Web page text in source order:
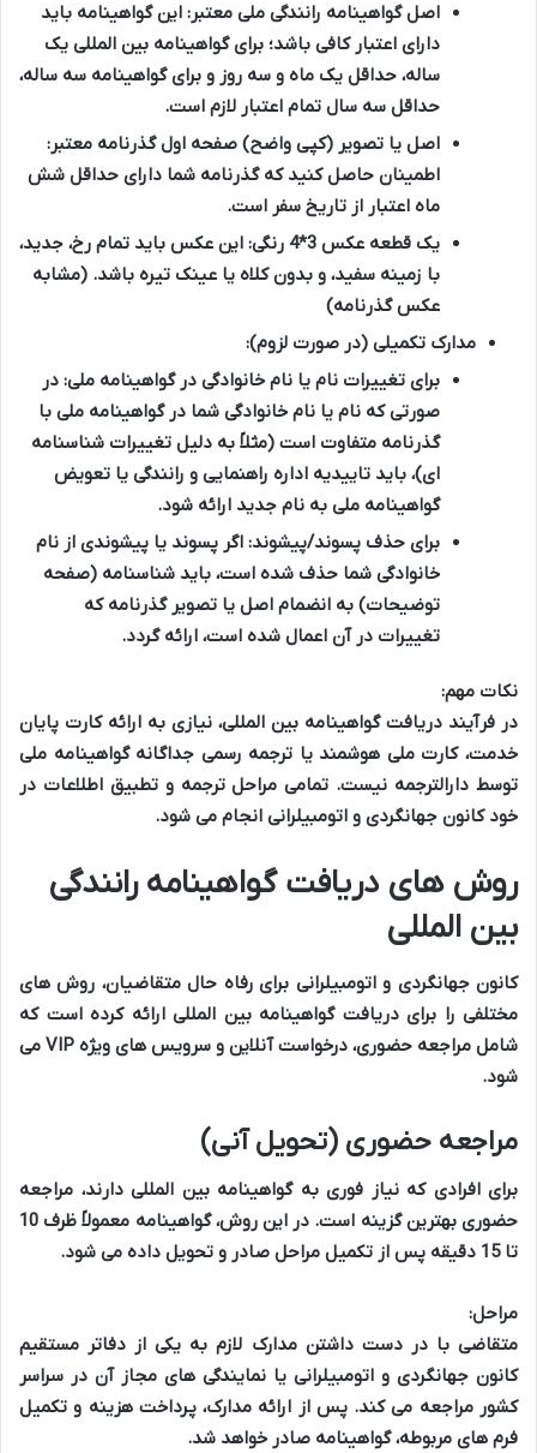
اصل گواهینامه رانندگی ملی معتبر: این گواهینامه باید
دارای اعتبار کافی باشد؛ برای گواهینامه بین المللی یک
ساله، حداقل یک ماه و سه روز و برای گواهینامه سه ساله،
حداقل سه سال تمام اعتبار لازم است.
اصل یا تصویر (کپی واضح) صفحه اول گذرنامه معتبر:
اطمینان حاصل کنید که گذرنامه شما دارای حداقل شش
ماه اعتبار از تاریخ سفر است.
یک قطعه عکس 3*4 رنگی:
این عکس باید تمام رخ، جدید،
با زمینه سفید، و بدون کلاه یا عینک تیره باشد. (مشابه
عکس گذرنامه)
مدارک تکمیلی (در صورت لزوم):
برای تغییرات نام یا نام خانوادگی در گواهینامه ملی: در
صورتی که نام یا نام خانوادگی شما در گواهینامه ملی با
گذرنامه متفاوت است (مثلاً به دلیل تغییرات شناسنامه
ای)، باید تاییدیه اداره راهنمایی و رانندگی یا تعویض
گواهینامه ملی به نام جدید ارائه شود.
برای حذف پسوند/پیشوند: اگر پسوند یا پیشوندی از نام
خانوادگی شما حذف شده است، باید شناسنامه (صفحه
توضیحات) به انضمام اصل یا تصویر گذرنامه که
تغییرات در آن اعمال شده است، ارائه گردد.
نکات مهم:
در فرآیند دریافت گواهینامه بین المللی، نیازی به ارائه کارت پایان
خدمت، کارت ملی هوشمند یا ترجمه رسمی جداگانه گواهینامه ملی
توسط دارالترجمه نیست. تمامی مراحل ترجمه و تطبیق اطلاعات در
خود کانون جهانگردی و اتومبیلرانی انجام می شود.
روش های دریافت گواهینامه رانندگی
بین المللی
کانون جهانگردی و اتومبیلرانی برای رفاه حال متقاضیان، روش های
مختلفی را برای دریافت گواهینامه بین المللی ارائه کرده است که
شامل مراجعه حضوری، درخواست آنلاین و سرویس های ویژه VIP می
شود.
مراجعه حضوری (تحویل آنی)
برای افرادی که نیاز فوری به گواهینامه بین المللی دارند، مراجعه
حضوری بهترین گزینه است. در این روش، گواهینامه معمولاً ظرف 10
تا 15 دقیقه پس از تکمیل مراحل صادر و تحویل داده می شود.
مراحل:
متقاضی با در دست داشتن مدارک لازم به یکی از دفاتر مستقیم
کانون جهانگردی و اتومبیلرانی یا نمایندگی های مجاز آن در سراسر
کشور مراجعه می کند. پس از ارائه مدارک، پرداخت هزینه و تکمیل
فرم های مربوطه، گواهینامه صادر خواهد شد.